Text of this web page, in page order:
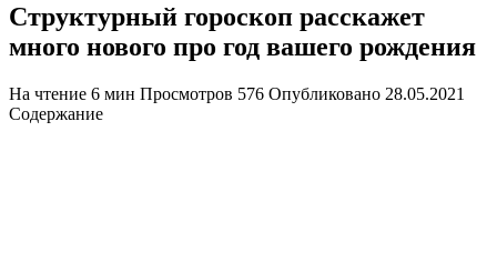
Структурный гороскоп расскажет
много нового про год вашего рождения
На чтение 6 мин Просмотров 576 Опубликовано 28.05.2021
Содержание